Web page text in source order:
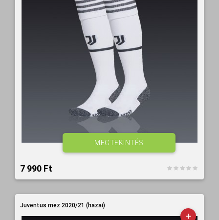
7 990 Ft‎
MEGTEKINTÉS
Juventus mez 2020/21 (hazai)